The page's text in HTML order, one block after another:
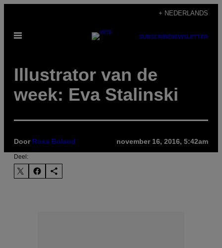
de
+ NEDERLANDS
Open
SUBSCRIBENEWSLETTER
Illustrator van de
week: Eva Stalinski
Door Rosa Boland november 16, 2016, 5:42am
Deel: